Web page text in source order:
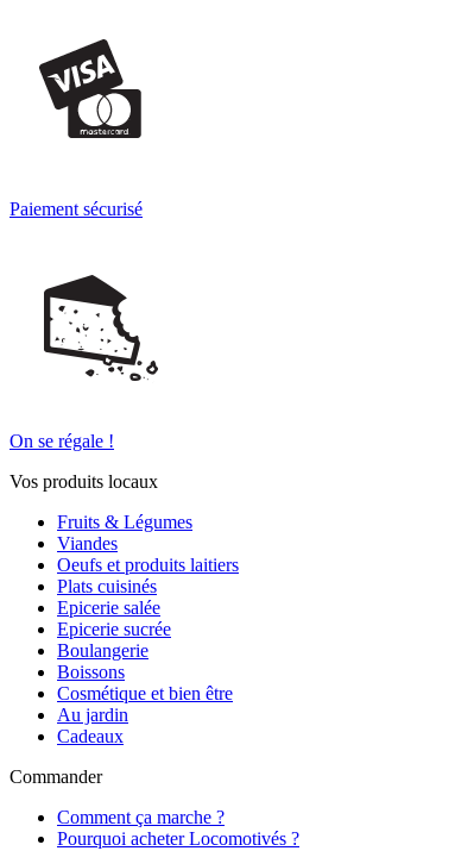
Paiement sécurisé
On se régale !
Vos produits locaux
Fruits & Légumes
Viandes
Oeufs et produits laitiers
Plats cuisinés
Epicerie salée
Epicerie sucrée
Boulangerie
Boissons
Cosmétique et bien être
Au jardin
Cadeaux
Commander
Comment ça marche ?
Pourquoi acheter Locomotivés ?